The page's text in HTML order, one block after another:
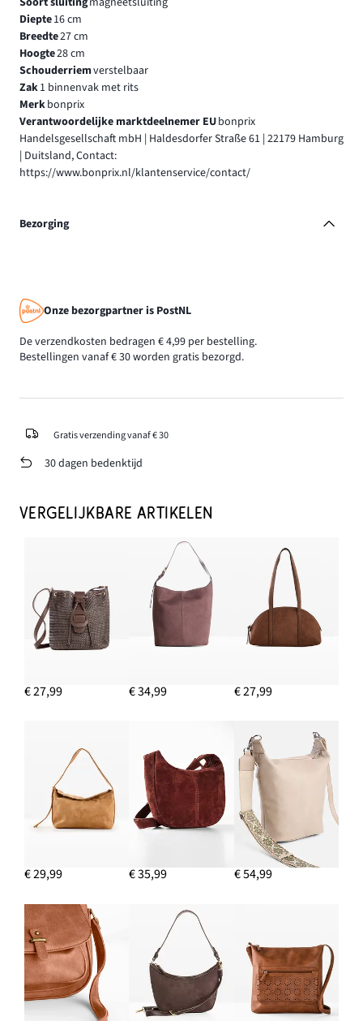
Diepte16 cm
Breedte27 cm
Hoogte28 cm
Schouderriemverstelbaar
Zak1 binnenvak met rits
Merkbonprix
Verantwoordelijke marktdeelnemer EUbonprix
Handelsgesellschaft mbH | Haldesdorfer Straße 61 | 22179 Hamburg
| Duitsland, Contact:
https://www.bonprix.nl/klantenservice/contact/
Bezorging
Onze bezorgpartner is PostNL
De verzendkosten bedragen € 4,99 per bestelling.
Bestellingen vanaf € 30 worden gratis bezorgd.
Gratis verzending vanaf € 30
30 dagen bedenktijd
VERGELIJKBARE ARTIKELEN
€ 27,99 € 34,99 € 27,99
€ 29,99 € 35,99 € 54,99